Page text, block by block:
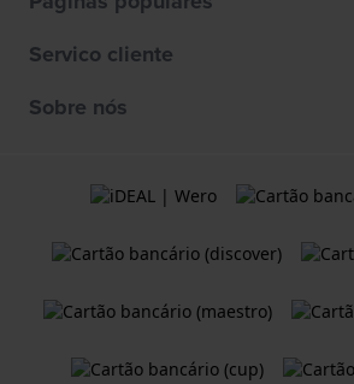
Servico cliente
Sobre nós